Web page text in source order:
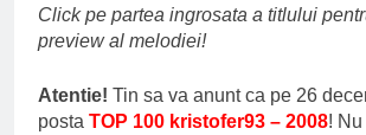
Click pe partea ingrosata a titlului
preview al melodiei!
Atentie! Tin sa va anunt ca pe 26
posta TOP 100 kristofer93 – 2008!